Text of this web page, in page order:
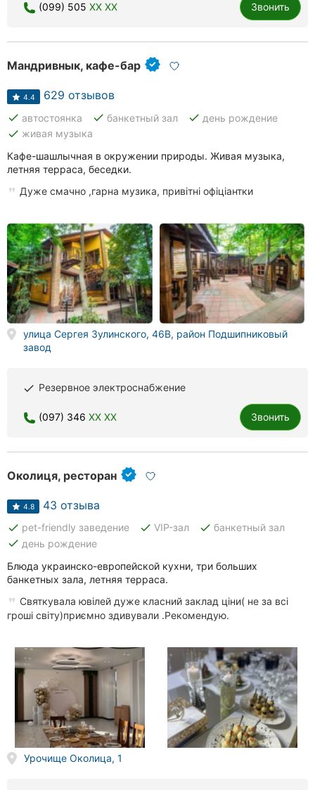
(099) 505 XX XX Звонить
Мандривнык, кафе-бар
4.4 629 отзывов
done автостоянка done банкетный зал done день рождение
done живая музыка
Кафе-шашлычная в окружении природы. Живая музыка,
летняя терраса, беседки.
Дуже смачно ,гарна музика, привітні офіціантки
улица Сергея Зулинского, 46В, район Подшипниковый
завод
done Резервное электроснабжение
(097) 346 XX XX Звонить
Околиця, ресторан
4.8 43 отзыва
done pet-friendly заведение done VIP-зал done банкетный зал
done день рождение
Блюда украинско-европейской кухни, три больших
банкетных зала, летняя терраса.
Святкувала ювілей дуже класний заклад ціни( не за всі
гроші світу)приємно здивували .Рекомендую.
Урочище Околица, 1